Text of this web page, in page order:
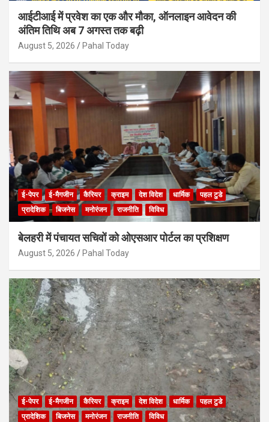
आईटीआई में प्रवेश का एक और मौका, ऑनलाइन आवेदन की
अंतिम तिथि अब 7 अगस्त तक बढ़ी
August 5, 2026 Pahal Today
ई-पेपर ई-मैगजीन कैरियर क्राइम देश विदेश धार्मिक
पहल टुडे
प्रादेशिक
बिजनेस मनोरंजन राजनीति विविध
बेलहरी में पंचायत सचिवों को ओएसआर पोर्टल का प्रशिक्षण
August 5, 2026 Pahal Today
ई-पेपर ई-मैगजीन कैरियर क्राइम देश विदेश धार्मिक
पहल टुडे
प्रादेशिक
बिजनेस मनोरंजन राजनीति विविध